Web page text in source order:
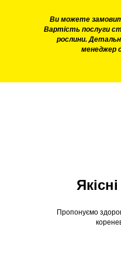
Ви можете
Вартість послуги
рослини.
менеджер
Пропонуємо